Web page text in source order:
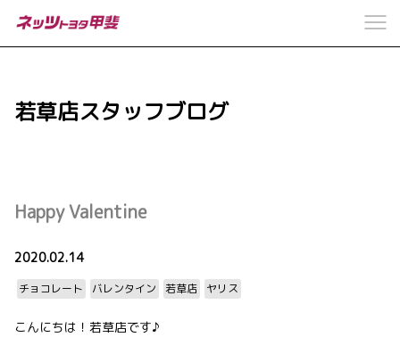
若草店スタッフブログ
Happy Valentine
2020.02.14
チョコレート バレンタイン 若草店 ヤリス
こんにちは！若草店です♪